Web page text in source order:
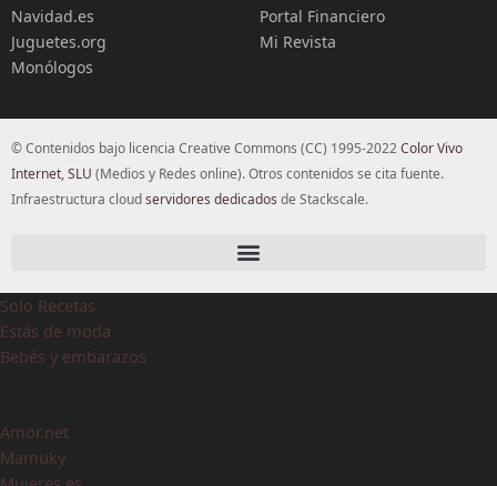
Navidad.es
Juguetes.org
Monólogos
Portal Financiero
Mi Revista
© Contenidos bajo licencia Creative Commons (CC) 1995-2022Color Vivo
Internet, SLU (Medios y Redes online). Otros contenidos se cita fuente.
Infraestructura cloudservidores dedicados de Stackscale.
Solo Recetas
Estás de moda
Bebés y embarazos
Amor.net
Mamuky